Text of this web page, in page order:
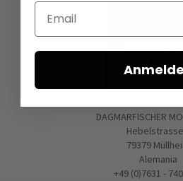
DAGMARFISCHER
79379
Alemania
+49 (0)7631 -
Email